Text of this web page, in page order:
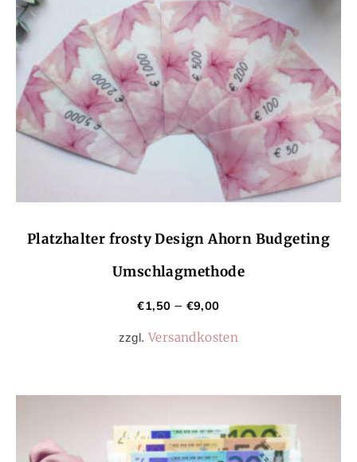
Platzhalter frosty Design Ahorn Budgeting
Umschlagmethode
€1,50 – €9,00
zzgl.Versandkosten